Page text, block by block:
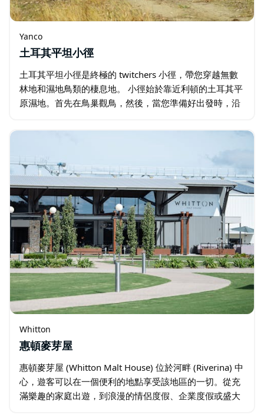
Yanco
土耳其平坦小徑
土耳其平坦小徑是終極的 twitchers 小徑，帶您穿越無數
林地和濕地鳥類的棲息地。 小徑始於靠近利頓的土耳其平
原濕地。首先在鳥巢觀鳥，然後，當您準備好出發時，沿
絕佳位置。…
Whitton
惠頓麥芽屋
惠頓麥芽屋 (Whitton Malt House) 位於河畔 (Riverina) 中
心，遊客可以在一個便利的地點享受該地區的一切。從充
滿樂趣的家庭出遊，到浪漫的情侶度假、企業度假或盛大